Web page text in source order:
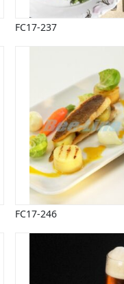
FC17-237
FC17-246